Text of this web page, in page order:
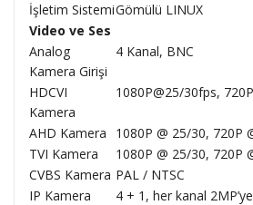
İşletim SistemiGömülü LINUX
Video ve Ses
Analog
Kamera Girişi
4 Kanal, BNC
HDCVI
Kamera
1080P@25/30fps,
AHD Kamera
1080P @ 25/30, 720P
TVI Kamera
1080P @ 25/30, 720P
CVBS Kamera PAL / NTSC
IP Kamera
4 + 1, her kanal